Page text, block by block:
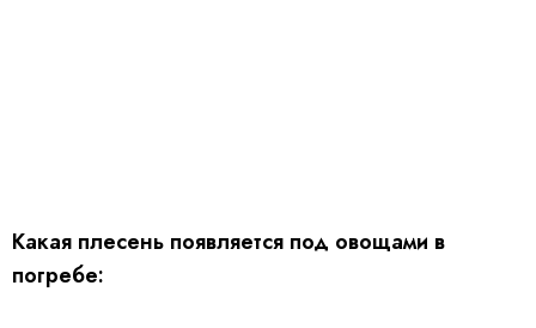
Какая плесень появляется под овощами в
погребе: